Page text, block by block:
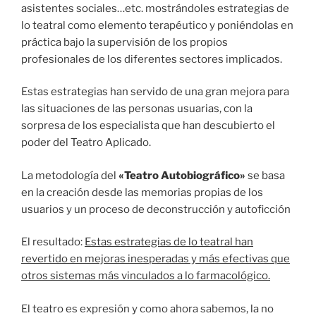
asistentes sociales…etc. mostrándoles estrategias de
lo teatral como elemento terapéutico y poniéndolas en
práctica bajo la supervisión de los propios
profesionales de los diferentes sectores implicados.
Estas estrategias han servido de una gran mejora para
las situaciones de las personas usuarias, con la
sorpresa de los especialista que han descubierto el
poder del Teatro Aplicado.
La metodología del «Teatro Autobiográfico» se basa
en la creación desde las memorias propias de los
usuarios y un proceso de deconstrucción y autoficción
El resultado: Estas estrategias de lo teatral han
revertido en mejoras inesperadas y más efectivas que
otros sistemas más vinculados a lo farmacológico.
El teatro es expresión y como ahora sabemos, la no